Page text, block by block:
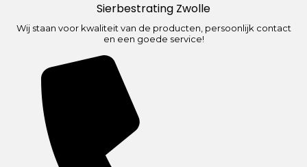
Sierbestrating Zwolle
Wij staan voor kwaliteit van de producten, persoonlijk contact
en een goede service!